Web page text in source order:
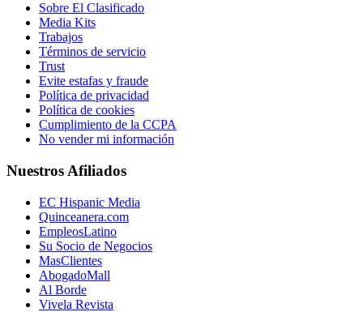
Sobre El Clasificado
Media Kits
Trabajos
Términos de servicio
Trust
Evite estafas y fraude
Política de privacidad
Política de cookies
Cumplimiento de la CCPA
No vender mi información
Nuestros Afiliados
EC Hispanic Media
Quinceanera.com
EmpleosLatino
Su Socio de Negocios
MasClientes
AbogadoMall
Al Borde
Vivela Revista